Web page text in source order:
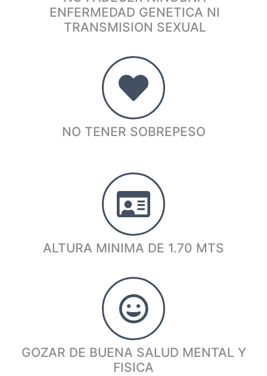
ENFERMEDAD GENETICA NI
TRANSMISION SEXUAL
NO TENER SOBREPESO
ALTURA MINIMA DE 1.70 MTS
GOZAR DE BUENA SALUD MENTAL Y
FISICA